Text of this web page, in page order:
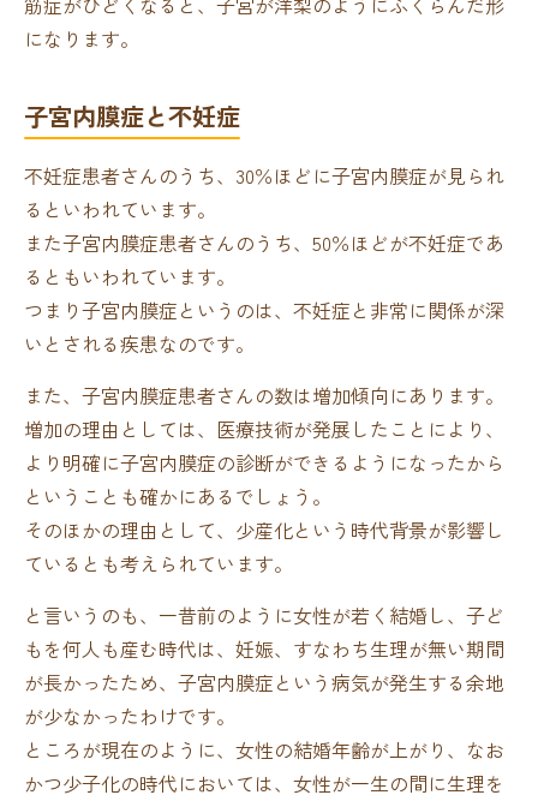
になります。
子宮内膜症と不妊症
不妊症患者さんのうち、30％ほどに子宮内膜症が見られ
るといわれています。
また子宮内膜症患者さんのうち、50％ほどが不妊症であ
るともいわれています。
つまり子宮内膜症というのは、不妊症と非常に関係が深
いとされる疾患なのです。
また、子宮内膜症患者さんの数は増加傾向にあります。
増加の理由としては、医療技術が発展したことにより、
より明確に子宮内膜症の診断ができるようになったから
ということも確かにあるでしょう。
そのほかの理由として、少産化という時代背景が影響し
ているとも考えられています。
と言いうのも、一昔前のように女性が若く結婚し、子ど
もを何人も産む時代は、妊娠、すなわち生理が無い期間
が長かったため、子宮内膜症という病気が発生する余地
が少なかったわけです。
ところが現在のように、女性の結婚年齢が上がり、なお
かつ少子化の時代においては、女性が一生の間に生理を